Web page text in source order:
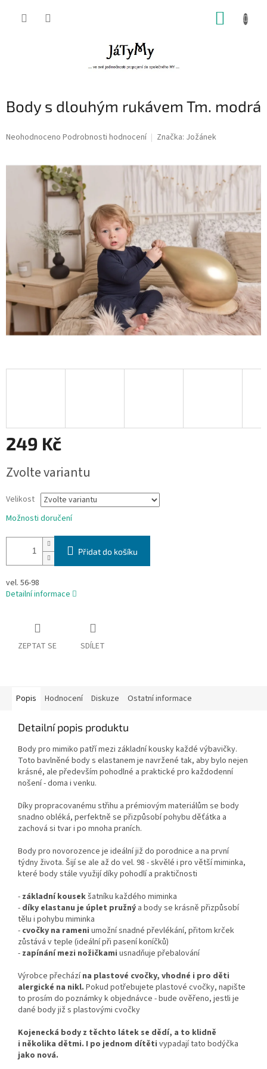
Body s dlouhým rukávem Tm. modrá
Průměrné
Neohodnoceno Podrobnosti hodnocení Značka: Jožánek
249 Kč
cena:
Zvolte variantu
Velikost
Možnosti doručení
Přidat do košíku
vel. 56-98
Detailní informace
ZEPTAT SE SDÍLET
Popis Hodnocení Diskuze Ostatní informace
Detailní popis produktu
Body pro mimiko patří mezi základní kousky každé výbavičky.
Toto bavlněné body s elastanem je navržené tak, aby bylo nejen
krásné, ale především pohodlné a praktické pro každodenní
nošení - doma i venku.
Díky propracovanému střihu a prémiovým materiálům se body
snadno obléká, perfektně se přizpůsobí pohybu děťátka a
zachová si tvar i po mnoha praních.
Body pro novorozence je ideální již do porodnice a na první
týdny života. Šijí se ale až do vel. 98 - skvělé i pro větší miminka,
které body stále využijí díky pohodlí a praktičnosti
- základní kousekšatníku každého miminka
- díky elastanu je úplet pružný a body se krásně přizpůsobí
tělu i pohybu miminka
- cvočky na rameni umožní snadné převlékání, přitom krček
zůstává v teple (ideální při pasení koníčků)
- zapínání mezi nožičkami usnadňuje přebalování
Výrobce přecházína plastové cvočky, vhodné i pro děti
alergické na nikl. Pokud potřebujete plastové cvočky, napište
to prosím do poznámky k objednávce - bude ověřeno, jestli je
dané body již s plastovými cvočky
Kojenecká body z těchto látek se dědí, a to klidně
i několika dětmi. I po jednom dítěti vypadají tato bodýčka
jako nová.